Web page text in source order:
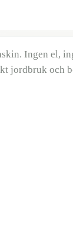
Ingen el,
jordbruk och